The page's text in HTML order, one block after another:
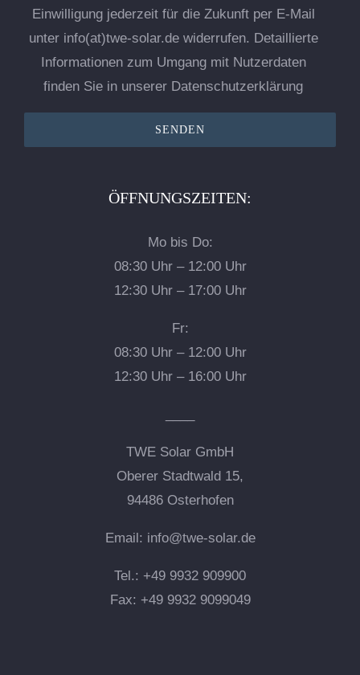
Einwilligung jederzeit für die Zukunft per E-Mail
unter info(at)twe-solar.de widerrufen. Detaillierte
Informationen zum Umgang mit Nutzerdaten
finden Sie in unserer Datenschutzerklärung
ÖFFNUNGSZEITEN:
Mo bis Do:
08:30 Uhr – 12:00 Uhr
12:30 Uhr – 17:00 Uhr
Fr:
08:30 Uhr – 12:00 Uhr
12:30 Uhr – 16:00 Uhr
TWE Solar GmbH
Oberer Stadtwald 15,
94486 Osterhofen
Email: info@twe-solar.de
Tel.: +49 9932 909900
Fax: +49 9932 9099049